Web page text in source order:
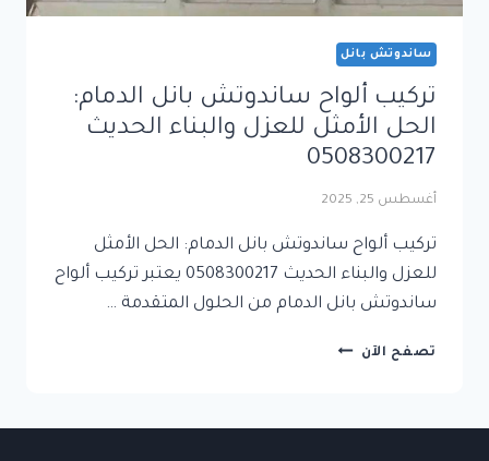
ساندوتش بانل
تركيب ألواح ساندوتش بانل الدمام:
الحل الأمثل للعزل والبناء الحديث
0508300217
أغسطس 25, 2025
تركيب ألواح ساندوتش بانل الدمام: الحل الأمثل
للعزل والبناء الحديث 0508300217 يعتبر تركيب ألواح
ساندوتش بانل الدمام من الحلول المتقدمة …
تصفح الآن تركيب